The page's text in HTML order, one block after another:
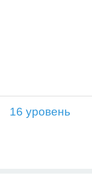
16 уровень